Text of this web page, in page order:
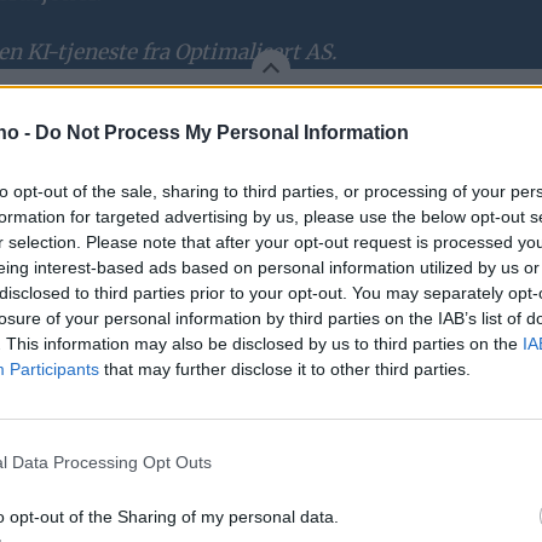
- Do Not Process My Personal Information
opt-out of the sale, sharing to third parties, or processing of your
for targeted advertising by us, please use the below opt-out
selection. Please note that after your opt-out request is processed
interest-based ads based on personal information utilized by us
to third parties prior to your opt-out. You may separately
of your personal information by third parties on the IAB’s list of
This information may also be disclosed by us to third parties on the
Participants that may further disclose it to other third parties.
Data Processing Opt Outs
opt-out of the Sharing of my personal data.
KI-tjeneste fra Optimalisert AS.
som noe av det mest krevende lovverket
er noe av det mest krevende
og det er ikke alltid forenlig med det
Forbord Jensås og Marit Gilleberg,
med konkrete ønsker. På den andre siden står
ulike interesser. Det betyr at det er noen
Jobben vår er å utrede sakene skikkelig, sier